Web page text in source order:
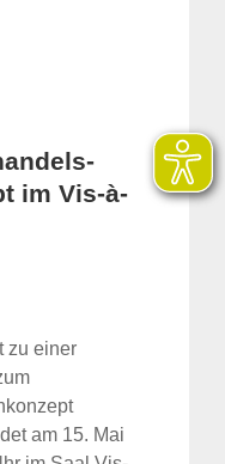
im Vis-à-
zu einer
am 15. Mai